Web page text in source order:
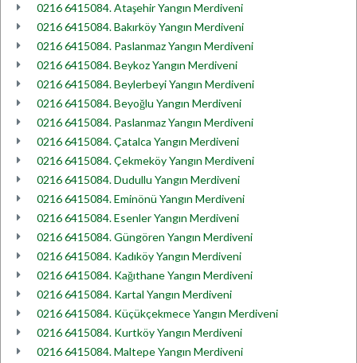
0216 6415084. Ataşehir Yangın Merdiveni
0216 6415084. Bakırköy Yangın Merdiveni
0216 6415084. Paslanmaz Yangın Merdiveni
0216 6415084. Beykoz Yangın Merdiveni
0216 6415084. Beylerbeyi Yangın Merdiveni
0216 6415084. Beyoğlu Yangın Merdiveni
0216 6415084. Paslanmaz Yangın Merdiveni
0216 6415084. Çatalca Yangın Merdiveni
0216 6415084. Çekmeköy Yangın Merdiveni
0216 6415084. Dudullu Yangın Merdiveni
0216 6415084. Eminönü Yangın Merdiveni
0216 6415084. Esenler Yangın Merdiveni
0216 6415084. Güngören Yangın Merdiveni
0216 6415084. Kadıköy Yangın Merdiveni
0216 6415084. Kağıthane Yangın Merdiveni
0216 6415084. Kartal Yangın Merdiveni
0216 6415084. Küçükçekmece Yangın Merdiveni
0216 6415084. Kurtköy Yangın Merdiveni
0216 6415084. Maltepe Yangın Merdiveni